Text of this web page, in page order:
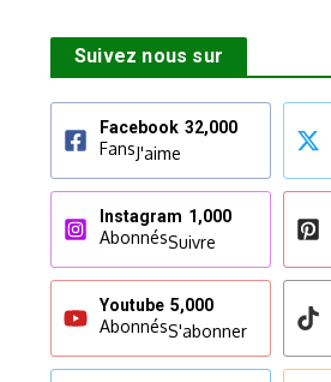
Suivez nous sur
Facebook 32,000
FansJ'aime
Instagram 1,000
AbonnésSuivre
Youtube 5,000
AbonnésS'abonner